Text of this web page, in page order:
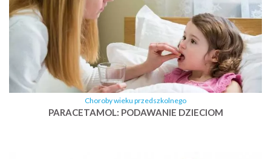
Choroby wieku przedszkolnego
PARACETAMOL: PODAWANIE DZIECIOM